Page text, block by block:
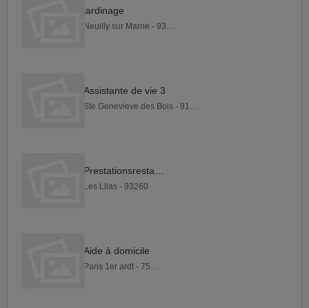
jardinage
Neuilly sur Marne - 93330
Assistante de vie 3
Ste Genevieve des Bois - 91700
Les Lilas - 93260
Aide à domicile
Paris 1er ardt - 75001